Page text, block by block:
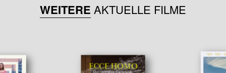
WEITERE AKTUELLE FILME